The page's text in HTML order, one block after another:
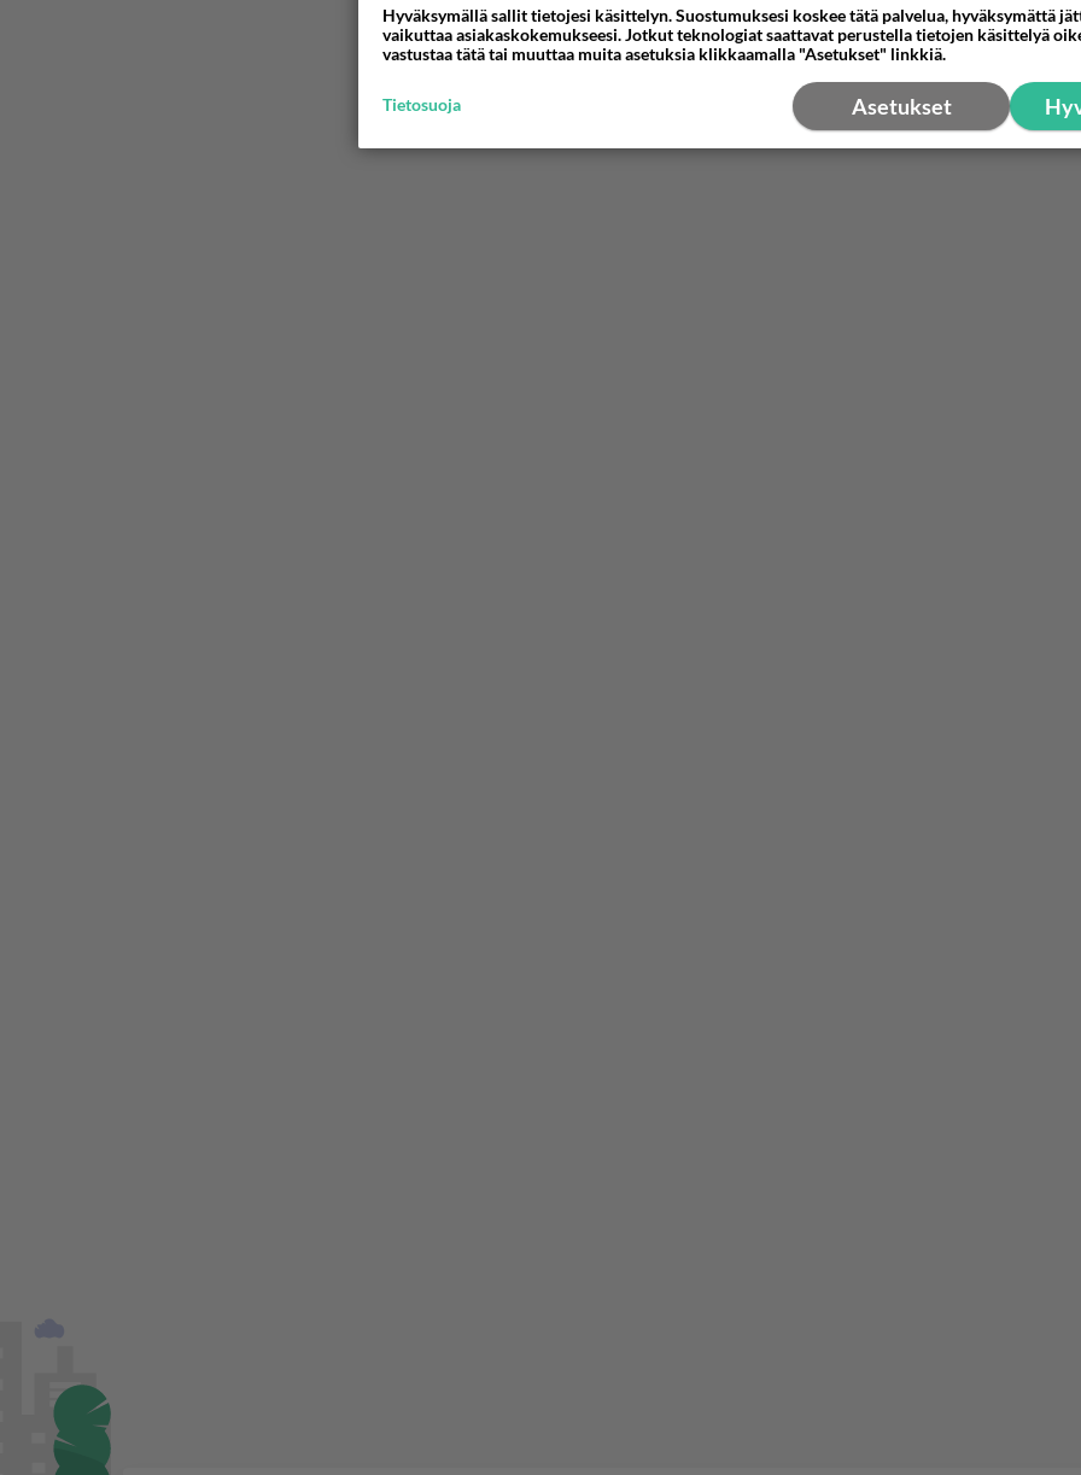
Hyväksymällä sallit tietojesi käsittelyn. Suostumuksesi koskee tätä palvelua, hyväksymättä
vaikuttaa asiakaskokemukseesi. Jotkut teknologiat saattavat perustella tietojen käsittelyä
vastustaa tätä tai muuttaa muita asetuksia klikkaamalla "Asetukset" linkkiä.
Asetukset
Tietosuoja